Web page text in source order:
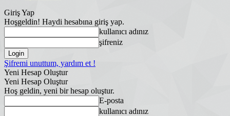
Giriş Yap
Hoşgeldin! Haydi hesabına giriş yap.
kullanıcı adınız
şifreniz
Şifremi unuttum, yardım et !
Yeni Hesap Oluştur
Yeni Hesap Oluştur
Hoş geldin, yeni bir hesap oluştur.
E-posta
kullanıcı adınız